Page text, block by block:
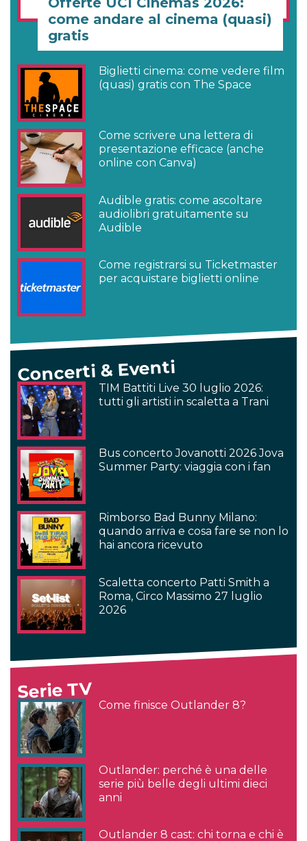
come andare al cinema (quasi)
gratis
Biglietti cinema: come vedere film
(quasi) gratis con The Space
Come scrivere una lettera di
presentazione efficace (anche
online con Canva)
Audible gratis: come ascoltare
audiolibri gratuitamente su
Audible
Come registrarsi su Ticketmaster
per acquistare biglietti online
Concerti & Eventi
TIM Battiti Live 30 luglio 2026:
tutti gli artisti in scaletta a Trani
Bus concerto Jovanotti 2026 Jova
Summer Party: viaggia con i fan
Rimborso Bad Bunny Milano:
quando arriva e cosa fare se non lo
hai ancora ricevuto
Scaletta concerto Patti Smith a
Roma, Circo Massimo 27 luglio
2026
Serie TV
Come finisce Outlander 8?
Outlander: perché è una delle
serie più belle degli ultimi dieci
anni
Outlander 8 cast: chi torna e chi è